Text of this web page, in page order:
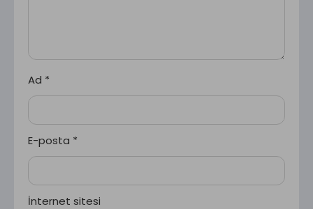
Ad *
E-posta *
İnternet sitesi